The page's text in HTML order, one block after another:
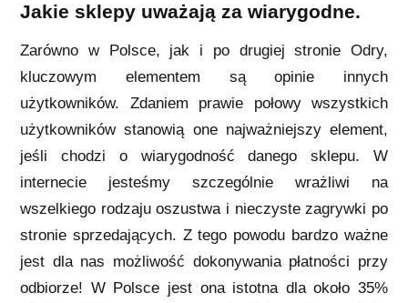
Jakie sklepy uważają za wiarygodne.
Zarówno w Polsce, jak i po drugiej stronie Odry,
kluczowym elementem są opinie innych
użytkowników. Zdaniem prawie połowy wszystkich
użytkowników stanowią one najważniejszy element,
jeśli chodzi o wiarygodność danego sklepu. W
internecie jesteśmy szczególnie wrażliwi na
wszelkiego rodzaju oszustwa i nieczyste zagrywki po
stronie sprzedających. Z tego powodu bardzo ważne
jest dla nas możliwość dokonywania płatności przy
odbiorze! W Polsce jest ona istotna dla około 35%